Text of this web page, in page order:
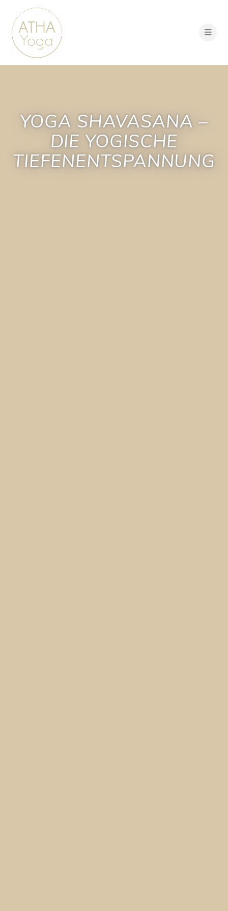
YOGA SHAVASANA –
DIE YOGISCHE
TIEFENENTSPANNUNG